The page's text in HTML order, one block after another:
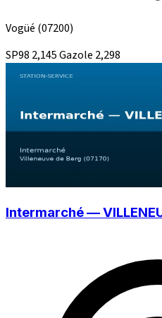
Vogüé (07200)
SP98 2,145Gazole 2,298
Intermarché —